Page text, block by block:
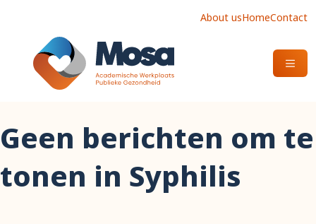
About usHomeContact
OPEN
Geen berichten om te
tonen in Syphilis